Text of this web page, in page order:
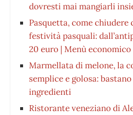
dovresti mai mangiarli
Pasquetta, come chiudere
festività pasquali:
20 euro | Menù economico
Marmellata di melone, la
semplice e golosa:
ingredienti
Ristorante veneziano di